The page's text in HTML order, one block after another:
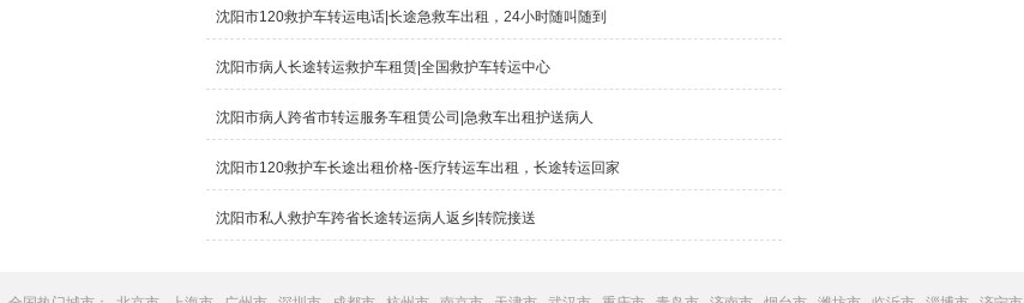
沈阳市120救护车转运电话|长途急救车出租，24小时随叫随到
沈阳市病人长途转运救护车租赁|全国救护车转运中心
沈阳市病人跨省市转运服务车租赁公司|急救车出租护送病人
沈阳市120救护车长途出租价格-医疗转运车出租，长途转运回家
沈阳市私人救护车跨省长途转运病人返乡|转院接送